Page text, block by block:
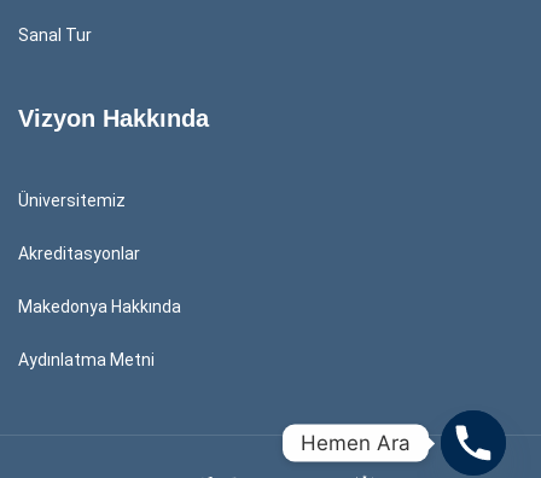
Sanal Tur
Vizyon Hakkında
Üniversitemiz
Akreditasyonlar
Makedonya Hakkında
Aydınlatma Metni
Hemen Ara